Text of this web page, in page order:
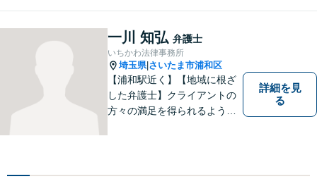
一川 知弘 弁護士
いちかわ法律事務所
埼玉県| さいたま市浦和区
【浦和駅近く】【地域に根ざ
した弁護士】クライアントの
方々の満足を得られるよう最
応可能。【明確な料金体系】
詳細を見
る